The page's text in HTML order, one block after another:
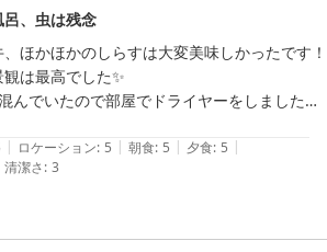
望めます。
ポンとエンジンの音をたて底引き網漁へ出
港する船を眺めていると、都会ではあり得な
ます。
出漁しない日が多いとか、出港する漁船が
です。
、虫は残念
ほかほかのしらすは大変美味しかったです！
は最高でした✨
んでいたので部屋でドライヤーをしました。
した。
客室の外やお風呂にカメムシがいてビビりま
| ロケーション: 5 | 朝食: 5 | 夕食: 5 |
清潔さ: 3